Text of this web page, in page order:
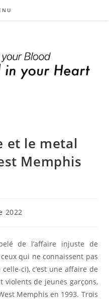
et le metal
Memphis
2022
de l’affaire injuste de
qui ne connaissent pas
ci), c’est une affaire de
de jeunes garçons,
Memphis en 1993. Trois